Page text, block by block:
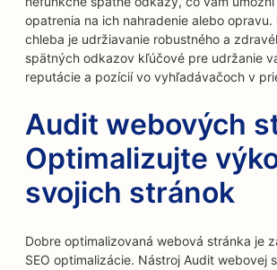
opatrenia na ich nahradenie alebo opravu.
chleba je udržiavanie robustného a
spätných odkazov kľúčové pre udržanie
reputácie a pozícií vo vyhľadávačoch v
Audit webových
Optimalizujte
svojich stránok
Dobre optimalizovaná webová stránka je
SEO optimalizácie. Nástroj Audit webovej